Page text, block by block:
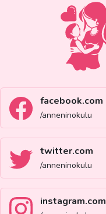
facebook.com
/anneninokulu
twitter.com
/anneninokulu
instagram.com